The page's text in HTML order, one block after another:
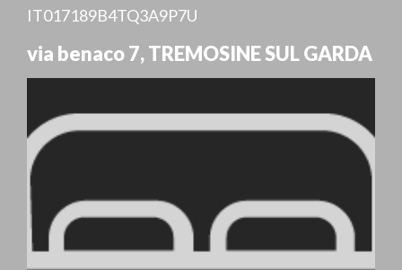
IT017189B4TQ3A9P7U
via benaco 7,TREMOSINE SUL GARDA